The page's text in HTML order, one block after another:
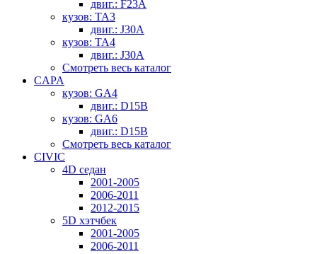
двиг.: F23A
кузов: TA3
двиг.: J30A
кузов: TA4
двиг.: J30A
Смотреть весь каталог
CAPA
кузов: GA4
двиг.: D15B
кузов: GA6
двиг.: D15B
Смотреть весь каталог
CIVIC
4D седан
2001-2005
2006-2011
2012-2015
5D хэтчбек
2001-2005
2006-2011